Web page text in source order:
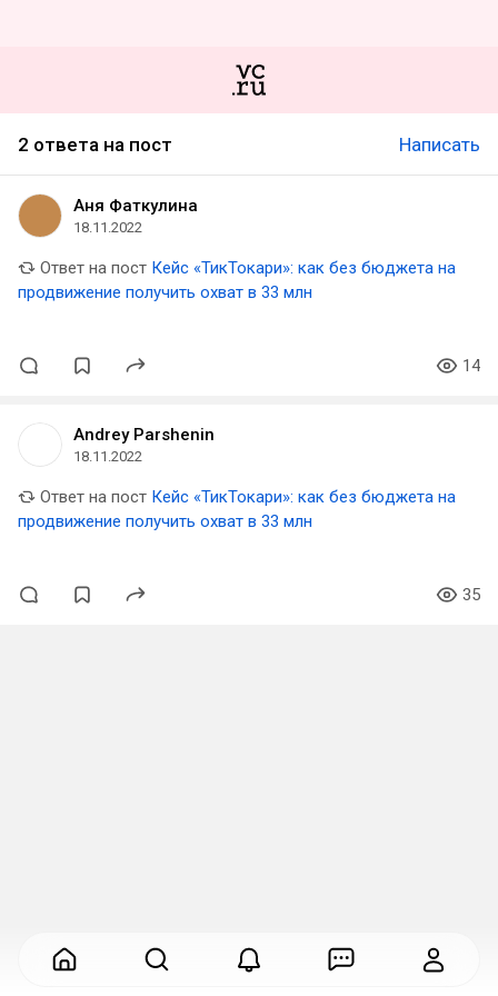
2 ответа на пост Написать
Аня Фаткулина
18.11.2022
Ответ на пост Кейс «ТикТокари»: как без бюджета на
продвижение получить охват в 33 млн
14
Andrey Parshenin
18.11.2022
Ответ на пост Кейс «ТикТокари»: как без бюджета на
продвижение получить охват в 33 млн
35